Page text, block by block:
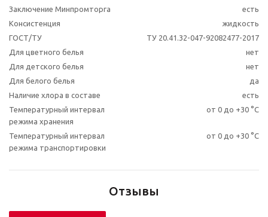
Заключение Минпромторга
есть
Консистенция
жидкость
ГОСТ/ТУ
ТУ 20.41.32-047-92082477-2017
Для цветного белья
нет
Для детского белья
нет
Для белого белья
да
Наличие хлора в составе
есть
Температурный интервал
режима хранения
от 0 до +30 °C
Температурный интервал
режима транспортировки
от 0 до +30 °C
Отзывы